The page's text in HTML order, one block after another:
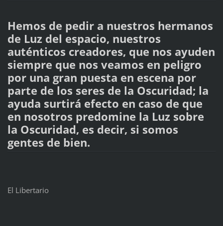
Hemos de pedir a nuestros hermanos
de Luz del espacio, nuestros
auténticos creadores, que nos ayuden
siempre que nos veamos en peligro
por una gran puesta en escena por
parte de los seres de la Oscuridad; la
ayuda surtirá efecto en caso de que
en nosotros predomine la Luz sobre
la Oscuridad, es decir, si somos
gentes de bien.
El Libertario